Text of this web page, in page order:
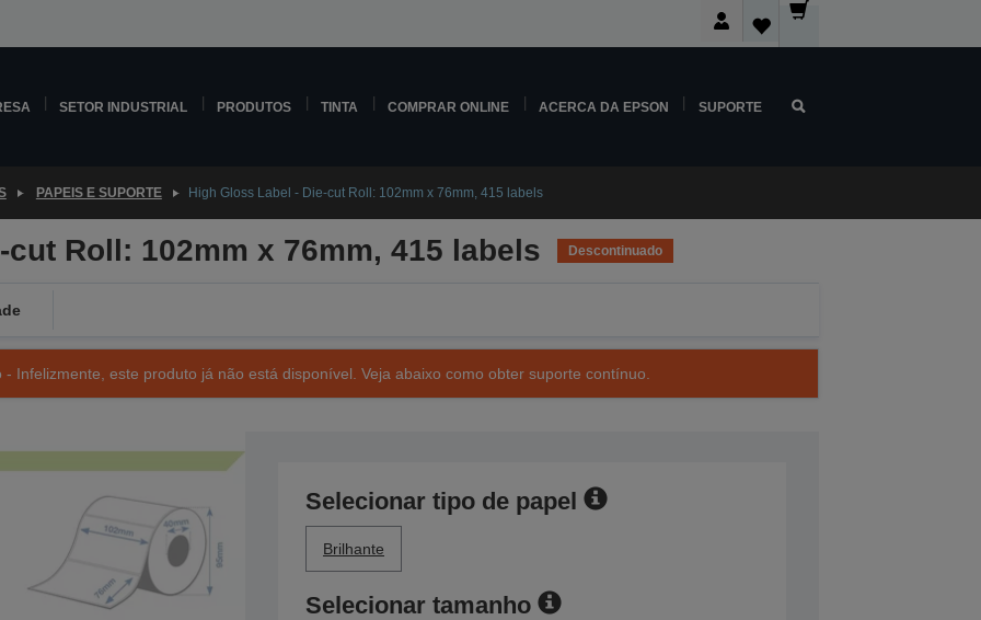
SETOR INDUSTRIAL PRODUTOS TINTA COMPRAR ONLINE ACERCA DA EPSON SUPORTE
PAPEIS E SUPORTE High Gloss Label - Die-cut Roll: 102mm x 76mm, 415 labels
Roll: 102mm x 76mm, 415 labels Descontinuado
Infelizmente, este produto já não está disponível. Veja abaixo como obter suporte contínuo.
Selecionar tipo de papel
Brilhante
Selecionar tamanho